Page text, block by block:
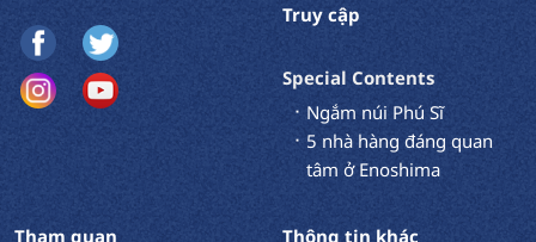
Truy cập
Special Contents
Ngắm núi Phú Sĩ
5 nhà hàng đáng quan
tâm ở Enoshima
Tham quan Thông tin khác